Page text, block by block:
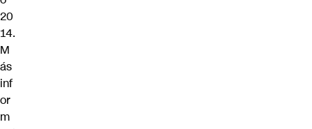
20
14.
M
ás
inf
or
m